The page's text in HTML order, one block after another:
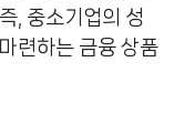
, 중소기업의 성
련하는 금융 상품